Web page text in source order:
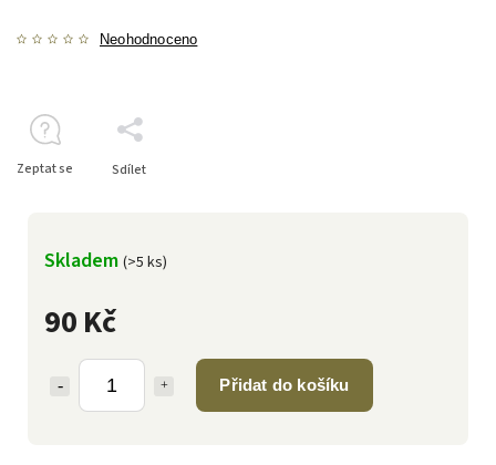
Neohodnoceno
90 Kč
Přidat do košíku
Skladem (>5 ks)
Zeptat se Sdílet